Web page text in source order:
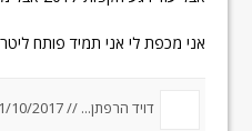
אני מכפת לי אני תמיד פותח ליטר
דויד הרפתן... //2017 um 11:37